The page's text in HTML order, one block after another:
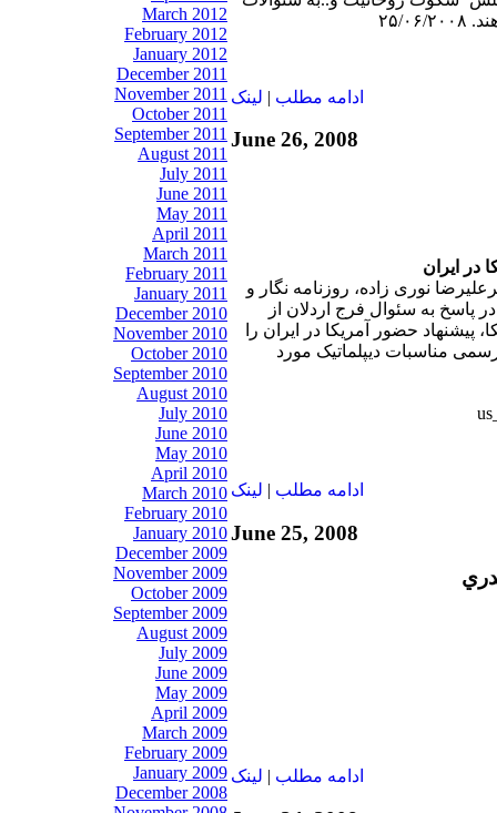
March 2012
February 2012
January 2012
December 2011
November 2011
October 2011
September 2011
August 2011
July 2011
June 2011
May 2011
April 2011
March 2011
February 2011
January 2011
December 2010
November 2010
October 2010
September 2010
August 2010
July 2010
June 2010
May 2010
April 2010
March 2010
February 2010
January 2010
December 2009
November 2009
October 2009
September 2009
August 2009
July 2009
June 2009
May 2009
April 2009
March 2009
February 2009
January 2009
December 2008
ادامه مطلب | لينک
June 26, 2008
در ايران
نوری زاده، روزنامه نگار و
پاسخ به سئوال فرج اردلان از
حضور آمريکا در ایران را
مناسبات دیپلماتیک مورد
ادامه مطلب | لينک
June 25, 2008
ادامه مطلب | لينک